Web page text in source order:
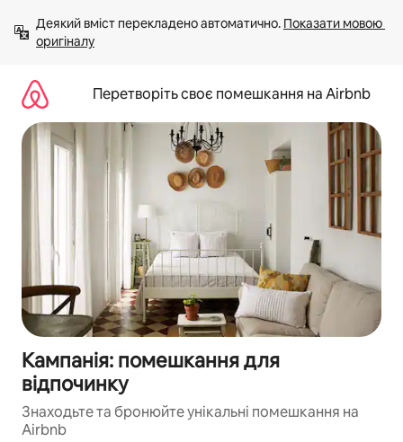
вмісту
Деякий вміст перекладено автоматично. Показати мовою
оригіналу
Перетворіть своє помешкання на Airbnb
Кампанія: помешкання для
відпочинку
Знаходьте та бронюйте унікальні помешкання на
Airbnb